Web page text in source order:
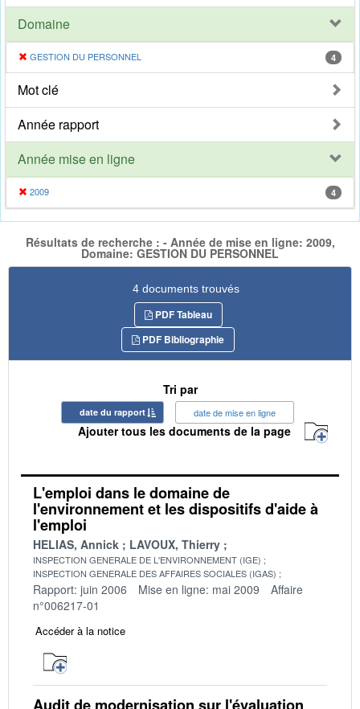
Domaine
GESTION DU PERSONNEL 4
Mot clé
Année rapport
Année mise en ligne
2009 4
Résultats de recherche : - Année de mise en ligne: 2009,
Domaine: GESTION DU PERSONNEL
4 documents trouvés
PDF Tableau
PDF Bibliographie
Tri par
date du rapport date de mise en ligne
Ajouter tous les documents de la page
L'emploi dans le domaine de
l'environnement et les dispositifs d'aide à
l'emploi
HELIAS, Annick LAVOUX, Thierry
INSPECTION GENERALE DE L'ENVIRONNEMENT (IGE)
INSPECTION GENERALE DES AFFAIRES SOCIALES (IGAS)
Rapport: juin 2006 Mise en ligne: mai 2009
Affaire
n°006217-01
Accéder à la notice